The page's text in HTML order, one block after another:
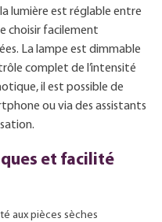
lumière est réglable entre
choisir facilement
La lampe est dimmable
complet de l’intensité
il est possible de
ou via des assistants
et facilité
aux pièces sèches